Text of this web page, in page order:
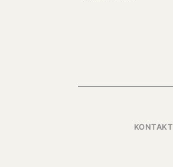
KONTAKT